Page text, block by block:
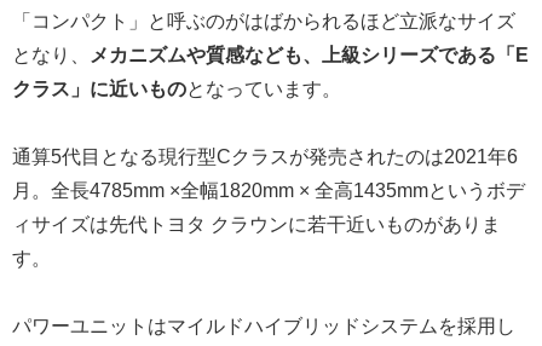
「コンパクト」と呼ぶのがはばかられるほど立派なサイズ
となり、
メカニズムや質感なども、上級シリーズである「E
クラス」に近いものとなっています。
通算5代目となる現行型Cクラスが発売されたのは2021年6
月。全長4785mm ×全幅1820mm × 全高1435mmというボデ
ィサイズは先代トヨタ クラウンに若干近いものがありま
す。
パワーユニットはマイルドハイブリッドシステムを採用し